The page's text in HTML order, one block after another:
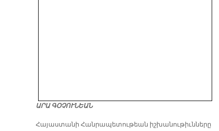
ԱՐԱ ԳՕՉՈՒՆԵԱՆ
​Հայաստանի Հանրապետութեան իշխանութիւնները